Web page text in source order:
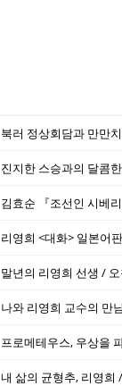
북러 정상회담과 만만
진지한 스승과의 달콤
리영희 <대화> 일본어
말년의 리영희 선생 / 오
나와 리영희 교수의 만
프로메테우스, 우상을
내 삶의 균형추, 리영희